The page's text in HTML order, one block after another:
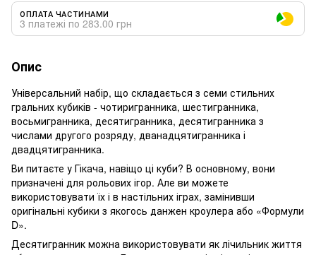
ОПЛАТА ЧАСТИНАМИ
3 платежі по 283.00 грн
Опис
Універсальний набір, що складається з семи стильних
гральних кубиків - чотиригранника, шестигранника,
восьмигранника, десятигранника, десятигранника з
числами другого розряду, дванадцятигранника і
двадцятигранника.
Ви питаєте у Гікача, навіщо ці куби? В основному, вони
призначені для рольових ігор. Але ви можете
використовувати їх і в настільних іграх, замінивши
оригінальні кубики з якогось данжен кроулера або «Формули
D».
Десятигранник можна використовувати як лічильник життя